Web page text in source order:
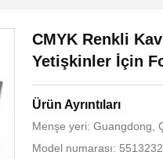
CMYK Renkli
Yetişkinler İçin
Ürün Ayrıntıları
Menşe yeri: Guangdong,
Model numarası: 5513232